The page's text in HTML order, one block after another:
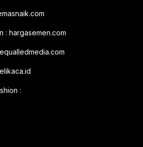
: hargasemen.com
: